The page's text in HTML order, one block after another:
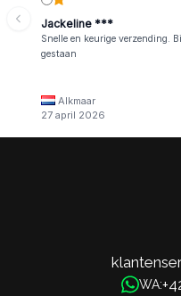
Jackeline ***
Snelle en keurige verzending.
gestaan
Alkmaar
27 april 2026
WA: